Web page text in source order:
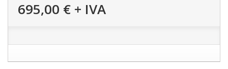
695,00 € + IVA